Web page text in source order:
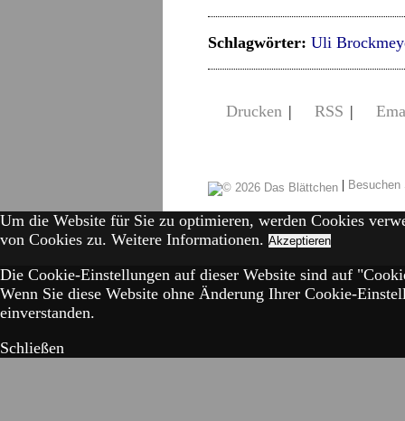
Schlagwörter: Uli
Drucken | RSS |
|
Um die Website für Sie zu optimieren, werden Cookies
von Cookies zu. Weitere Informationen. Akzeptieren
Die Cookie-Einstellungen auf dieser Website sind auf
Wenn Sie diese Website ohne Änderung Ihrer Cookie-
einverstanden.
Schließen